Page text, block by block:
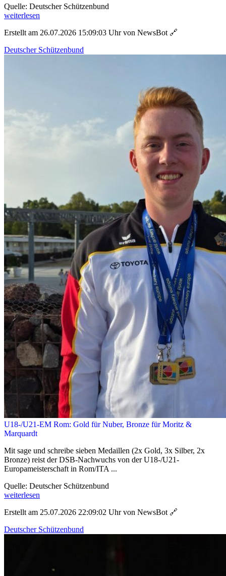
Quelle: Deutscher Schützenbund
weiterlesen
Erstellt am 26.07.2026 15:09:03 Uhr von NewsBot 🔗
Deutscher Schützenbund
U18-/U21-EM Rom: Gold für Nuber, Bronze für Moritz &
Marquardt
Mit sage und schreibe sieben Medaillen (2x Gold, 3x Silber, 2x
Bronze) reist der DSB-Nachwuchs von der U18-/U21-
Europameisterschaft in Rom/ITA ...
Quelle: Deutscher Schützenbund
weiterlesen
Erstellt am 25.07.2026 22:09:02 Uhr von NewsBot 🔗
Deutscher Schützenbund